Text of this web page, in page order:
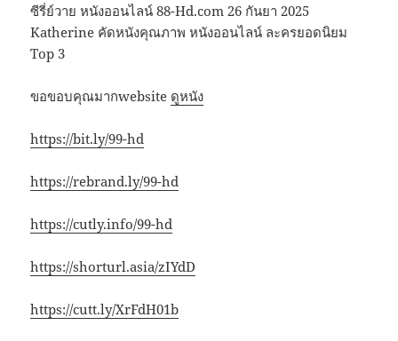
ซีรี่ย์วาย หนังออนไลน์ 88-Hd.com 26 กันยา 2025
Katherine คัดหนังคุณภาพ หนังออนไลน์ ละครยอดนิยม
Top 3
ขอขอบคุณมากwebsite ดูหนัง
https://bit.ly/99-hd
https://rebrand.ly/99-hd
https://cutly.info/99-hd
https://shorturl.asia/zIYdD
https://cutt.ly/XrFdH01b